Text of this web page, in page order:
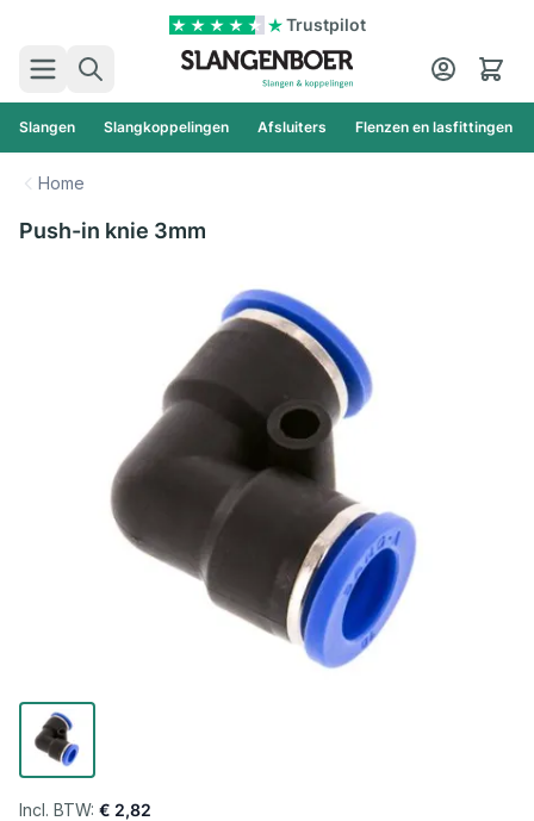
Trustpilot
Zoek
Cart
Slangen Slangkoppelingen Afsluiters Flenzen en lasfittingen
Home
Push-in knie 3mm
€ 2,82